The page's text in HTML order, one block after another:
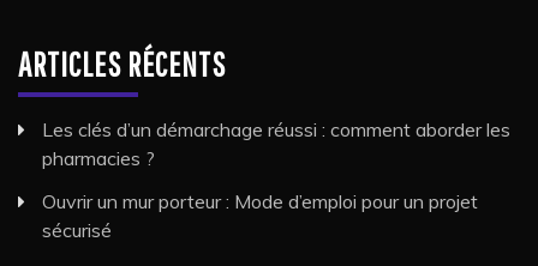
ARTICLES RÉCENTS
Les clés d’un démarchage réussi : comment aborder les
pharmacies ?
Ouvrir un mur porteur : Mode d’emploi pour un projet
sécurisé